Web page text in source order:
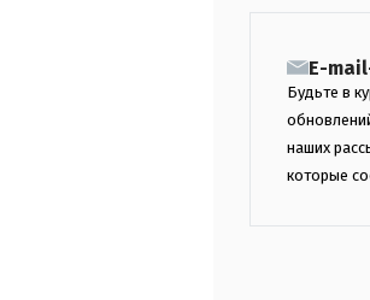
E-
Будьте в
наших
которые